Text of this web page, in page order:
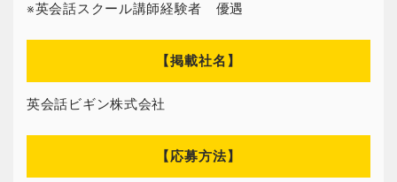
※英会話スクール講師経験者 優遇
【掲載社名】
英会話ビギン株式会社
【応募方法】